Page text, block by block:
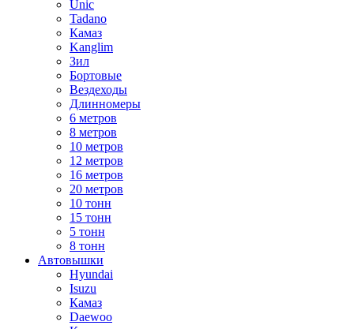
Unic
Tadano
Камаз
Kanglim
Зил
Бортовые
Вездеходы
Длинномеры
6 метров
8 метров
10 метров
12 метров
16 метров
20 метров
10 тонн
15 тонн
5 тонн
8 тонн
Автовышки
Hyundai
Isuzu
Камаз
Daewoo